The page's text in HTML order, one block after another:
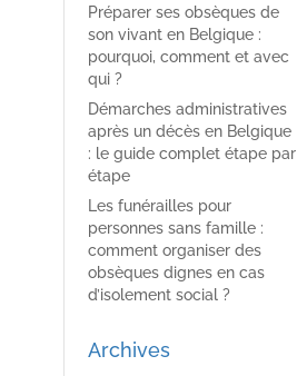
Préparer ses obsèques de
son vivant en Belgique :
pourquoi, comment et avec
qui ?
Démarches administratives
après un décès en Belgique
: le guide complet étape par
étape
Les funérailles pour
personnes sans famille :
comment organiser des
obsèques dignes en cas
d’isolement social ?
Archives